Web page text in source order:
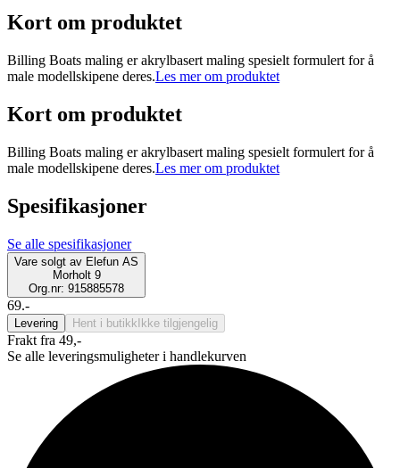
Kort om produktet
Billing Boats maling er akrylbasert maling spesielt formulert for å
male modellskipene deres.Les mer om produktet
Kort om produktet
Billing Boats maling er akrylbasert maling spesielt formulert for å
male modellskipene deres.Les mer om produktet
Spesifikasjoner
Se alle spesifikasjoner
Vare solgt av Elefun AS
Morholt 9
Org.nr: 915885578
69.-
Levering Hent i butikk Ikke tilgjengelig
Frakt fra 49,-
Se alle leveringsmuligheter i handlekurven